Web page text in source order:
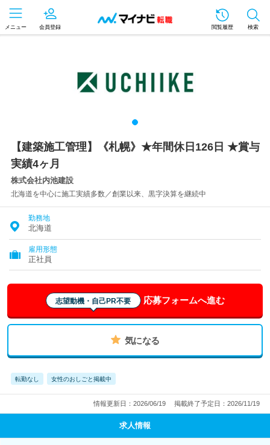
メニュー 会員登録 閲覧履歴 検索
【建築施工管理】《札幌》★年間休日126日 ★賞与
実績4ヶ月
株式会社内池建設
北海道を中心に施工実績多数／創業以来、黒字決算を継続中
勤務地
北海道
雇用形態
正社員
志望動機・自己PR不要 応募フォームへ進む
気になる
転勤なし 女性のおしごと掲載中
情報更新日：2026/06/19 掲載終了予定日：2026/11/19
求人情報